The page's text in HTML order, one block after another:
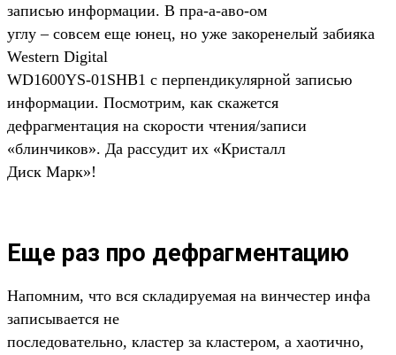
записью информации. В пра-а-аво-ом
углу – совсем еще юнец, но уже закоренелый забияка
Western Digital
WD1600YS-01SHB1 с перпендикулярной записью
информации. Посмотрим, как скажется
дефрагментация на скорости чтения/записи
«блинчиков». Да рассудит их «Кристалл
Диск Марк»!
Еще раз про дефрагментацию
Напомним, что вся складируемая на винчестер инфа
записывается не
последовательно, кластер за кластером, а хаотично,